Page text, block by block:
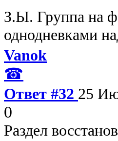
З.Ы. Группа на
однодневками
Vanok
☎
Ответ #32 25
0
Раздел